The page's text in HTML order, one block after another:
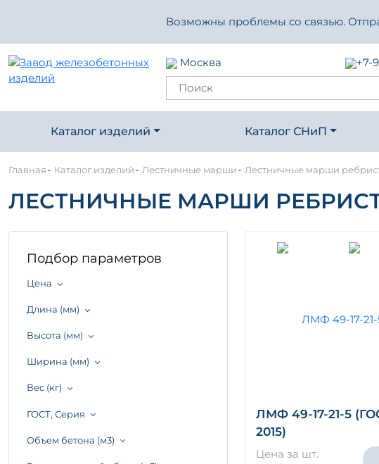
Возможны проблемы со связью.
Москва +7-
Каталог изделий Каталог СНиП
Главная- Каталог изделий- Лестничные марши- Лестничные марши
ЛЕСТНИЧНЫЕ МАРШИ
Подбор параметров
Цена
Длина (мм)
Высота (мм)
Ширина (мм)
Вес (кг)
ГОСТ, Серия
Объем бетона (м3)
ЛМФ 49-17-21-5
2015)
Цена за шт.